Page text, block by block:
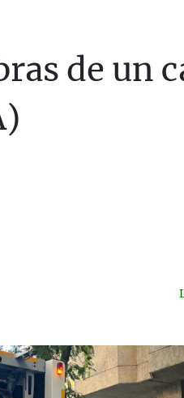
de un